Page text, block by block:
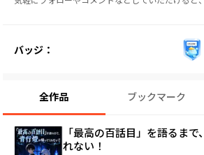
バッジ：
全作品 ブックマーク
「最高の百話目」を語るま
れない！